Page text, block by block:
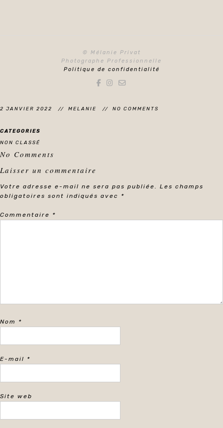
© Mélanie Privat
Photographe Professionnelle
Politique de confidentialité
2 JANVIER 2022 MELANIE NO COMMENTS
CATEGORIES
NON CLASSÉ
No Comments
Laisser un commentaire
Votre adresse e-mail ne sera pas publiée. Les champs
obligatoires sont indiqués avec *
Commentaire *
Nom *
E-mail *
Site web